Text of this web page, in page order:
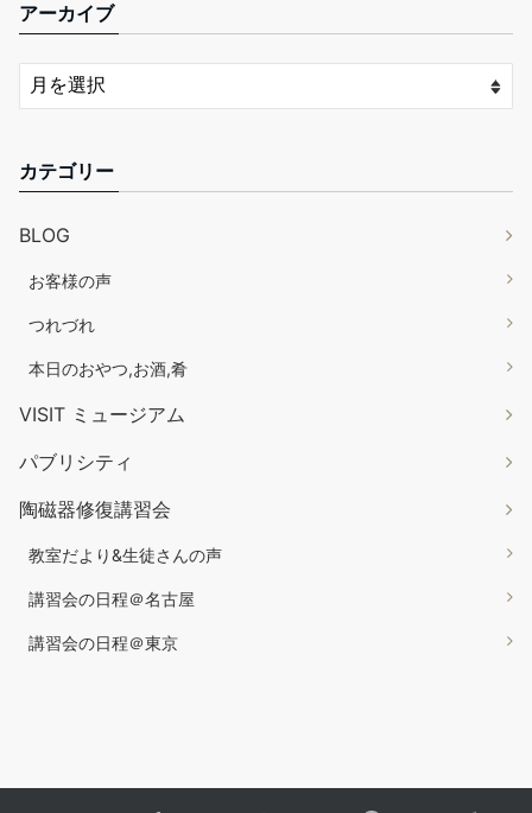
アーカイブ
カテゴリー
BLOG
お客様の声
つれづれ
本日のおやつ,お酒,肴
VISIT ミュージアム
パブリシティ
陶磁器修復講習会
教室だより&生徒さんの声
講習会の日程＠名古屋
講習会の日程＠東京